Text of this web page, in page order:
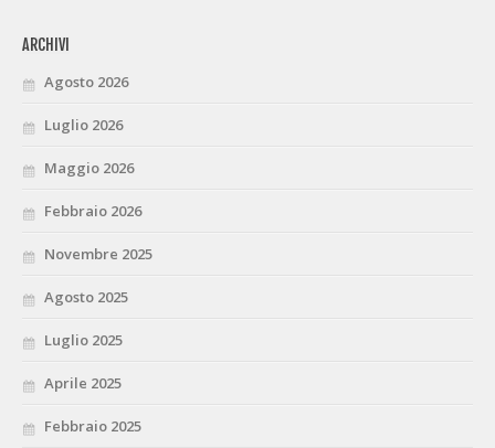
ARCHIVI
Agosto 2026
Luglio 2026
Maggio 2026
Febbraio 2026
Novembre 2025
Agosto 2025
Luglio 2025
Aprile 2025
Febbraio 2025